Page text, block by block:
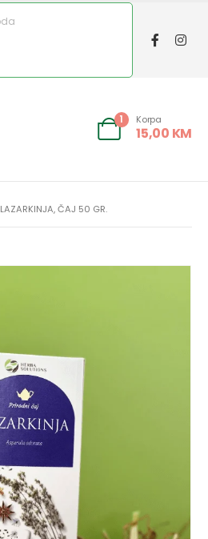
1 Korpa
15,00 KM
LAZARKINJA, ČAJ 50 GR.